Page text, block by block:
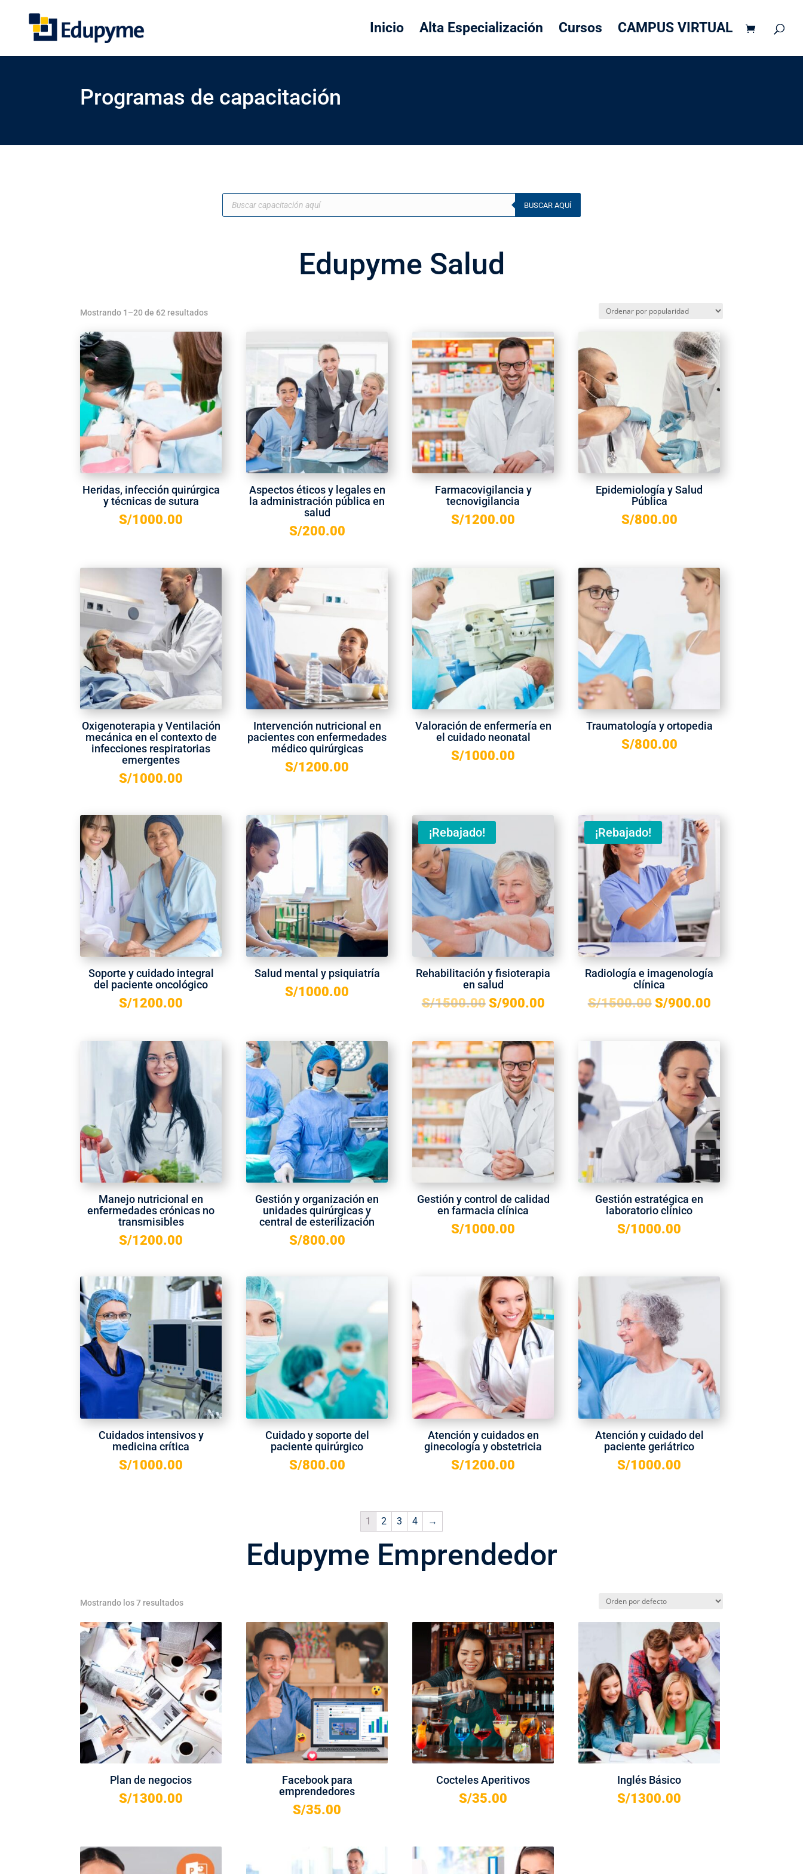
Inicio Alta Especialización Cursos CAMPUS VIRTUAL
productos
Programas de capacitación
Búsqueda
de
productos
BUSCAR AQUÍ
Edupyme Salud
Mostrando 1–20 de 62 resultados
Heridas, infección quirúrgica
y técnicas de sutura
S/1000.00
Aspectos éticos y legales en
la administración pública en
salud
S/200.00
Farmacovigilancia y
tecnovigilancia
S/1200.00
Epidemiología y Salud
Pública
S/800.00
Oxigenoterapia y Ventilación
mecánica en el contexto de
infecciones respiratorias
emergentes
S/1000.00
Intervención nutricional en
pacientes con enfermedades
médico quirúrgicas
S/1200.00
Valoración de enfermería en
el cuidado neonatal
S/1000.00
Traumatología y ortopedia
S/800.00
Soporte y cuidado integral
del paciente oncológico
S/1200.00
Salud mental y psiquiatría
S/1000.00
¡Rebajado!
Rehabilitación y fisioterapia
en salud
S/1500.00 S/900.00
¡Rebajado!
Radiología e imagenología
clínica
S/1500.00 S/900.00
Manejo nutricional en
enfermedades crónicas no
transmisibles
S/1200.00
Gestión y organización en
unidades quirúrgicas y
central de esterilización
S/800.00
Gestión y control de calidad
en farmacia clínica
S/1000.00
Gestión estratégica en
laboratorio clínico
S/1000.00
Cuidados intensivos y
medicina crítica
S/1000.00
Cuidado y soporte del
paciente quirúrgico
S/800.00
Atención y cuidados en
ginecología y obstetricia
S/1200.00
Atención y cuidado del
paciente geriátrico
S/1000.00
1 2 3 4 →
Edupyme Emprendedor
Mostrando los 7 resultados
Plan de negocios
S/1300.00
Facebook para
emprendedores
S/35.00
Cocteles Aperitivos
S/35.00
Inglés Básico
S/1300.00